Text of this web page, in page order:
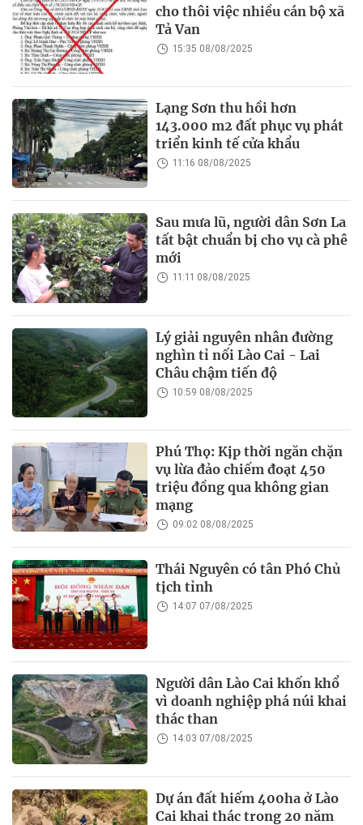
cho thôi việc nhiều cán bộ xã
Tả Van
15:35 08/08/2025
Lạng Sơn thu hồi hơn
143.000 m2 đất phục vụ phát
triển kinh tế cửa khẩu
11:16 08/08/2025
Sau mưa lũ, người dân Sơn La
tất bật chuẩn bị cho vụ cà phê
mới
11:11 08/08/2025
Lý giải nguyên nhân đường
nghìn tỉ nối Lào Cai - Lai
Châu chậm tiến độ
10:59 08/08/2025
Phú Thọ: Kịp thời ngăn chặn
vụ lừa đảo chiếm đoạt 450
triệu đồng qua không gian
mạng
09:02 08/08/2025
Thái Nguyên có tân Phó Chủ
tịch tỉnh
14:07 07/08/2025
Người dân Lào Cai khốn khổ
vì doanh nghiệp phá núi khai
thác than
14:03 07/08/2025
Dự án đất hiếm 400ha ở Lào
Cai khai thác trong 20 năm